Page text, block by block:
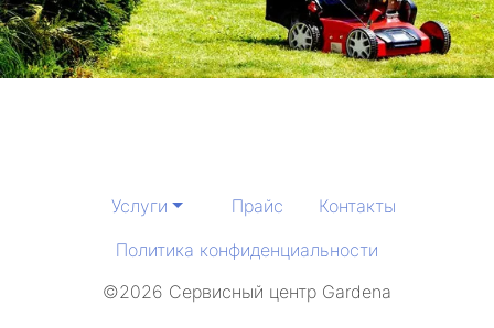
Услуги Прайс
Контакты
Политика конфиденциальности
©2026 Сервисный центр Gardena